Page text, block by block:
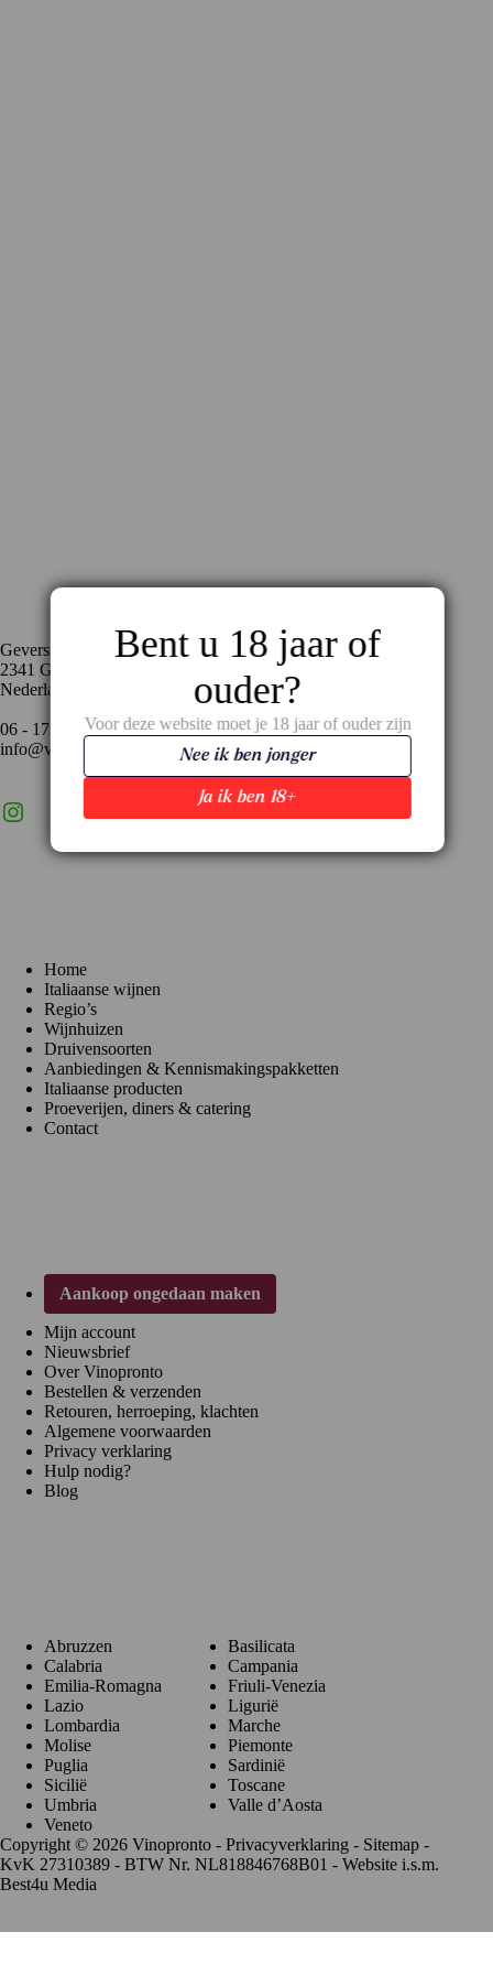
Geversstraat 35
2341 GA Oegstgeest
Nederland
06 - 17 59 02 94
info@vinopronto.nl
InstagramLinkedIn
Home
Italiaanse wijnen
Regio’s
Wijnhuizen
Druivensoorten
Aanbiedingen & Kennismakingspakketten
Italiaanse producten
Proeverijen, diners & catering
Contact
Aankoop ongedaan maken
Mijn account
Nieuwsbrief
Over Vinopronto
Bestellen & verzenden
Retouren, herroeping, klachten
Algemene voorwaarden
Privacy verklaring
Hulp nodig?
Blog
Abruzzen
Basilicata
Calabria
Campania
Emilia-Romagna
Friuli-Venezia
Lazio
Ligurië
Lombardia
Marche
Molise
Piemonte
Puglia
Sardinië
Sicilië
Toscane
Umbria
Valle d’Aosta
Veneto
Copyright © 2026 Vinopronto - Privacyverklaring - Sitemap -
KvK 27310389 - BTW Nr. NL818846768B01 - Website i.s.m.
Best4u Media
Bent u 18 jaar of
ouder?
Voor deze website moet je 18 jaar of ouder zijn
Ja ik ben 18+
Nee ik ben jonger